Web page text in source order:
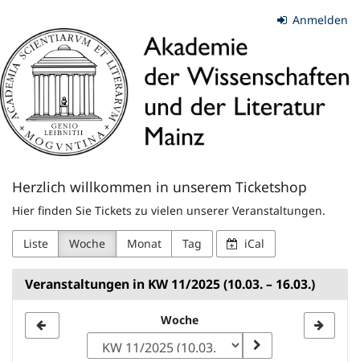
Haupt-
Inhalt
springen
Anmelden
Akademie
der
Wissenschaften
und
der
Literatur
|
Mainz
Herzlich willkommen in unserem Ticketshop
Hier finden Sie Tickets zu vielen unserer Veranstaltungen.
Liste Woche Monat Tag iCal
Veranstaltungen in KW 11/2025 (10.03. – 16.03.)
zur
Woche